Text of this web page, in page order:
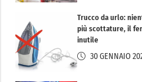
Trucco da urlo:
più scottature, il
inutile
30 GENNAIO